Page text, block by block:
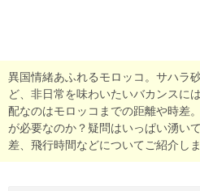
異国情緒あふれるモロッコ。サハラ
ど、非日常を味わいたいバカンスに
配なのはモロッコまでの距離や時差
が必要なのか？疑問はいっぱい湧い
差、飛行時間などについてご紹介しま